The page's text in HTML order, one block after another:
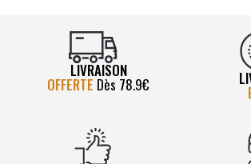
LIVRAISON
OFFERTE Dès 78.9€